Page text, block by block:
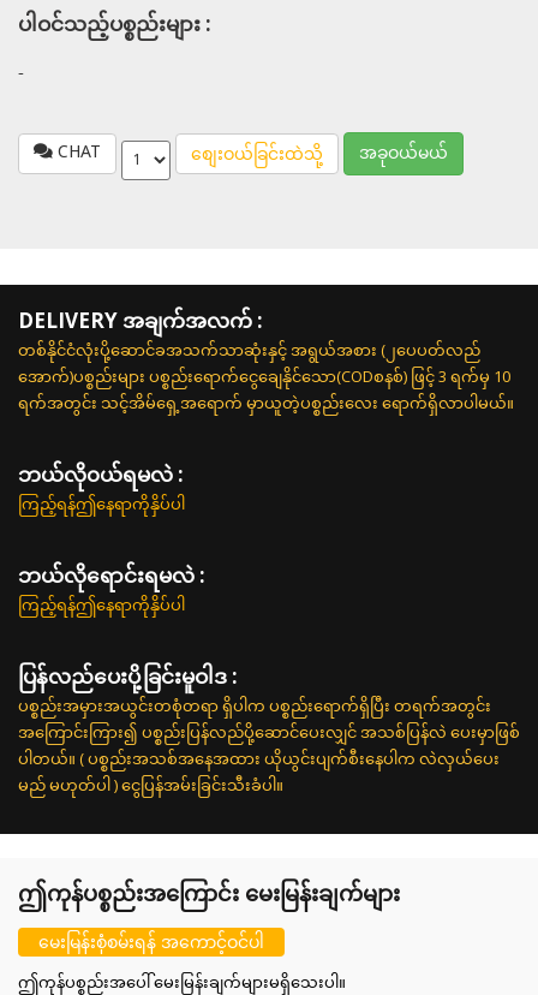
ပါဝင်သည့်ပစ္စည်းများ :
-
CHAT စျေးဝယ်ခြင်းထဲသို့ အခုဝယ်မယ်
DELIVERY အချက်အလက် :
တစ်နိုင်ငံလုံးပို့ဆောင်ခအသက်သာဆုံးနှင့် အရွယ်အစား (၂ပေပတ်လည်
အောက်)ပစ္စည်းများ ပစ္စည်းရောက်ငွေချေနိုင်သော(CODစနစ်) ဖြင့် 3 ရက်မှ 10
ရက်အတွင်း သင့်အိမ်ရှေ့အရောက် မှာယူတဲ့ပစ္စည်းလေး ရောက်ရှိလာပါမယ်။
ဘယ်လို၀ယ်ရမလဲ :
ကြည့်ရန်ဤနေရာကိုနှိပ်ပါ
ဘယ်လိုရောင်းရမလဲ :
ကြည့်ရန်ဤနေရာကိုနှိပ်ပါ
ပြန်လည်ပေးပို့ခြင်းမူဝါဒ :
ပစ္စည်းအမှားအယွင်းတစုံတရာ ရှိပါက ပစ္စည်းရောက်ရှိပြီး တရက်အတွင်း
အကြောင်းကြား၍ ပစ္စည်းပြန်လည်ပို့ဆောင်ပေးလျှင် အသစ်ပြန်လဲ ပေးမှာဖြစ်
ပါတယ်။ ( ပစ္စည်းအသစ်အနေအထား ယိုယွင်းပျက်စီးနေပါက လဲလှယ်ပေး
မည် မဟုတ်ပါ ) ငွေပြန်အမ်းခြင်းသီးခံပါ။
ဤကုန်ပစ္စည်းအကြောင်း မေးမြန်းချက်များ
မေးမြန်းစုံစမ်းရန် အကောင့်ဝင်ပါ
ဤကုန်ပစ္စည်းအပေါ် မေးမြန်းချက်များမရှိသေးပါ။